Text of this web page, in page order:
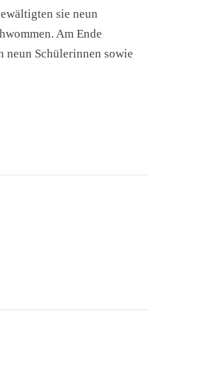
sie neun
Am Ende
Schülerinnen sowie